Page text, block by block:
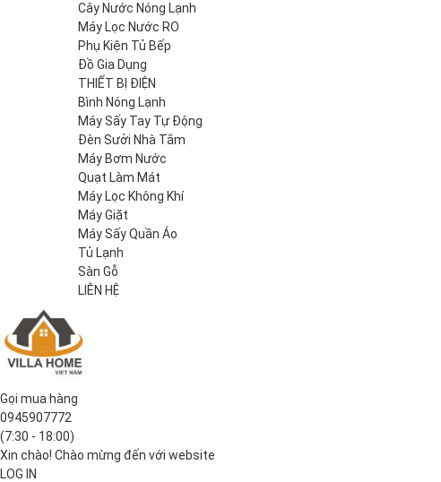
Cây Nước Nóng Lạnh
Máy Lọc Nước RO
Phụ Kiện Tủ Bếp
Đồ Gia Dụng
THIẾT BỊ ĐIỆN
Bình Nóng Lạnh
Máy Sấy Tay Tự Động
Đèn Sưởi Nhà Tắm
Máy Bơm Nước
Quạt Làm Mát
Máy Lọc Không Khí
Máy Giặt
Máy Sấy Quần Áo
Tủ Lạnh
Sàn Gỗ
LIÊN HỆ
Gọi mua hàng
0945907772
(7:30 - 18:00)
Xin chào! Chào mừng đến với website
LOG IN